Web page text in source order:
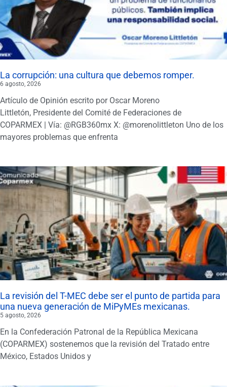
La corrupción: una cultura que debemos romper.
6 agosto, 2026
Artículo de Opinión escrito por Oscar Moreno
Littletón, Presidente del Comité de Federaciones de
COPARMEX | Vía: @RGB360mx X: @morenolittleton Uno de los
mayores problemas que enfrenta
La revisión del T-MEC debe ser el punto de partida para
una nueva generación de MiPyMEs mexicanas.
5 agosto, 2026
En la Confederación Patronal de la República Mexicana
(COPARMEX) sostenemos que la revisión del Tratado entre
México, Estados Unidos y